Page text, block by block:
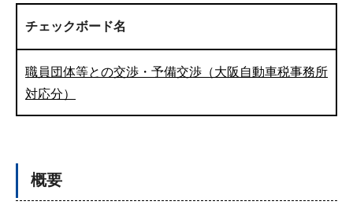
チェックボード名
職員団体等との交渉・予備交渉（大阪自動車税事務所
対応分）
概要